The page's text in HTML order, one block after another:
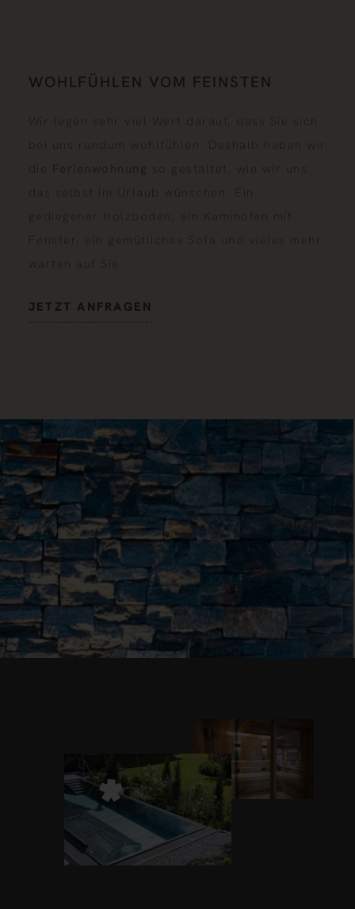
WOHLFÜHLEN VOM FEINSTEN
Wir legen sehr viel Wert darauf, dass Sie sich
bei uns rundum wohlfühlen. Deshalb haben wir
die
so gestaltet, wie wir uns
das selbst im Urlaub wünschen. Ein
gediegener Holzboden, ein Kaminofen mit
Fenster, ein gemütliches Sofa und vieles mehr
warten auf Sie.
JETZT ANFRAGEN